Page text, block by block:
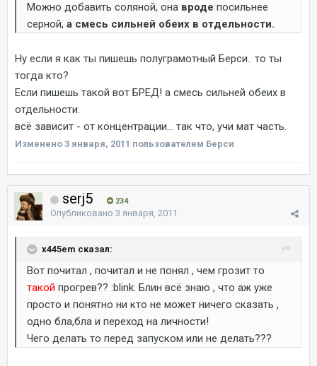
Можно добавить соляной, она вроде посильнее
серной, а смесь сильней обеих в отдельности.
Ну если я как ты пишешь полуграмотный Берси.. то ты
тогда кто?
Если пишешь такой вот БРЕД! а смесь сильней обеих в
отдельности.
всё зависит - от концентрации... так что, учи мат часть.
Изменено 3 января, 2011 пользователем Берси
serj5 234
Опубликовано 3 января, 2011
x445em сказал:
Вот почитал , почитал и не понял , чем грозит то
такой прогрев?? :blink: Блин всё знаю , что аж уже
просто и понятно ни кто не может ничего сказать ,
одно бла,бла и переход на личности!
Чего делать то перед запуском или не делать???